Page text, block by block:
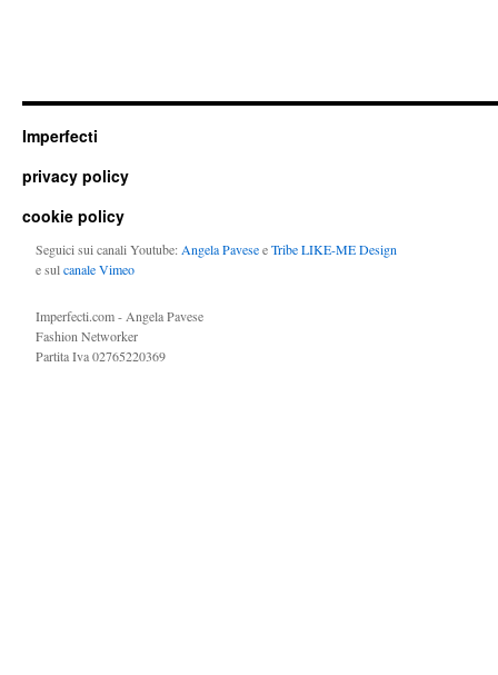
Imperfecti
privacy policy
cookie policy
Seguici sui canali Youtube: Angela PaveseeTribe LIKE-ME Design
e sulcanale Vimeo
Imperfecti.com - Angela Pavese
Fashion Networker
Partita Iva 02765220369